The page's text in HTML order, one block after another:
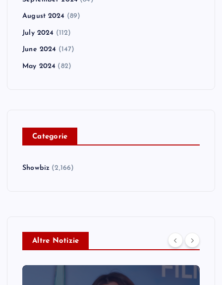
August 2024 (89)
July 2024 (112)
June 2024 (147)
May 2024 (82)
Categorie
Showbiz (2,166)
Altre Notizie